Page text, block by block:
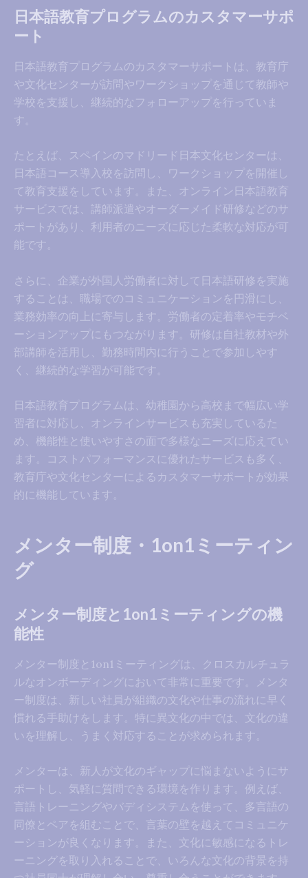
日本語教育プログラムのカスタマーサポ
ート
日本語教育プログラムのカスタマーサポートは、教育庁
や文化センターが訪問やワークショップを通じて教師や
学校を支援し、継続的なフォローアップを行っていま
す。
たとえば、スペインのマドリード日本文化センターは、
日本語コース導入校を訪問し、ワークショップを開催し
て教育支援をしています。また、オンライン日本語教育
サービスでは、講師派遣やオーダーメイド研修などのサ
ポートがあり、利用者のニーズに応じた柔軟な対応が可
能です。
さらに、企業が外国人労働者に対して日本語研修を実施
することは、職場でのコミュニケーションを円滑にし、
業務効率の向上に寄与します。労働者の定着率やモチベ
ーションアップにもつながります。研修は自社教材や外
部講師を活用し、勤務時間内に行うことで参加しやす
く、継続的な学習が可能です。
日本語教育プログラムは、幼稚園から高校まで幅広い学
習者に対応し、オンラインサービスも充実しているた
め、機能性と使いやすさの面で多様なニーズに応えてい
ます。コストパフォーマンスに優れたサービスも多く、
教育庁や文化センターによるカスタマーサポートが効果
的に機能しています。
メンター制度・1on1ミーティン
グ
メンター制度と1on1ミーティングの機
能性
メンター制度と1on1ミーティングは、クロスカルチュラ
ルなオンボーディングにおいて非常に重要です。メンタ
ー制度は、新しい社員が組織の文化や仕事の流れに早く
慣れる手助けをします。特に異文化の中では、文化の違
いを理解し、うまく対応することが求められます。
メンターは、新人が文化のギャップに悩まないようにサ
ポートし、気軽に質問できる環境を作ります。例えば、
言語トレーニングやバディシステムを使って、多言語の
同僚とペアを組むことで、言葉の壁を越えてコミュニケ
ーションが良くなります。また、文化に敏感になるトレ
ーニングを取り入れることで、いろんな文化の背景を持